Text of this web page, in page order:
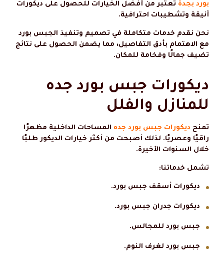
بورد بجدة تعتبر من أفضل الخيارات للحصول على ديكورات
أنيقة وتشطيبات احترافية.
نحن نقدم خدمات متكاملة في تصميم وتنفيذ الجبس بورد
مع الاهتمام بأدق التفاصيل، مما يضمن الحصول على نتائج
تضيف جمالًا وفخامة للمكان.
ديكورات جبس بورد جده
للمنازل والفلل
تمنح ديكورات جبس بورد جده المساحات الداخلية مظهرًا
راقيًا وعصريًا. لذلك أصبحت من أكثر خيارات الديكور طلبًا
خلال السنوات الأخيرة.
تشمل خدماتنا:
ديكورات أسقف جبس بورد.
ديكورات جدران جبس بورد.
جبس بورد للمجالس.
جبس بورد لغرف النوم.